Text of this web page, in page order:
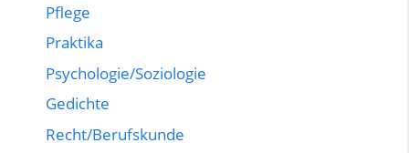
Pflege
Praktika
Psychologie/Soziologie
Gedichte
Recht/Berufskunde